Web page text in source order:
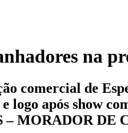
na
comercial de
logo após show
MORADOR DE